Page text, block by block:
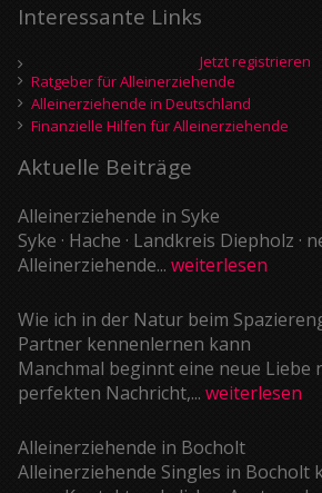
Interessante Links
Jetzt registrieren
Ratgeber für Alleinerziehende
Alleinerziehende in Deutschland
Finanzielle Hilfen für Alleinerziehende
Aktuelle Beiträge
Alleinerziehende in Syke
Syke · Hache · Landkreis Diepholz ·
Alleinerziehende... weiterlesen
Wie ich in der Natur beim
Partner kennenlernen kann
Manchmal beginnt eine neue Liebe
perfekten Nachricht,... weiterlesen
Alleinerziehende in Bocholt
Alleinerziehende Singles in Bocholt